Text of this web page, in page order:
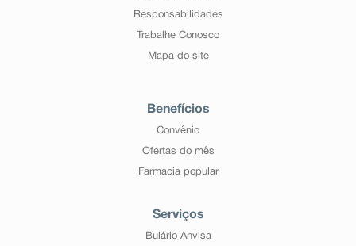
Responsabilidades
Trabalhe Conosco
Mapa do site
Benefícios
Convênio
Ofertas do mês
Farmácia popular
Serviços
Bulário Anvisa